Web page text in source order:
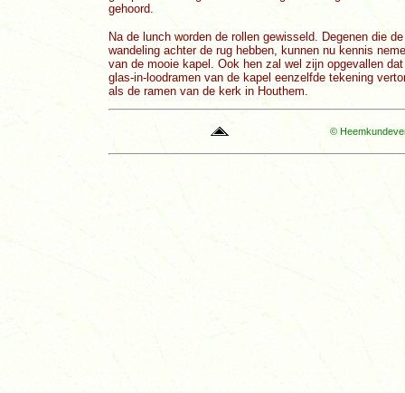
gehoord.
Na de lunch worden de rollen gewisseld. Degenen die de
wandeling achter de rug hebben, kunnen nu kennis
van de mooie kapel. Ook hen zal wel zijn opgevallen
glas-in-loodramen van de kapel eenzelfde tekening
als de ramen van de kerk in Houthem.
©